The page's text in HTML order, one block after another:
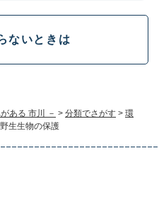
ある 市川 － > 分類でさがす > 環
野生生物の保護
ないときは